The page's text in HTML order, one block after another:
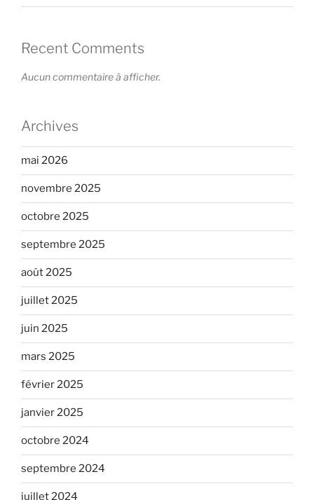
Recent Comments
Aucun commentaire à afficher.
Archives
mai 2026
novembre 2025
octobre 2025
septembre 2025
août 2025
juillet 2025
juin 2025
mars 2025
février 2025
janvier 2025
octobre 2024
septembre 2024
juillet 2024